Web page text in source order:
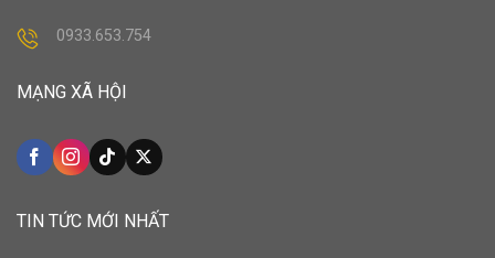
0933.653.754
MẠNG XÃ HỘI
TIN TỨC MỚI NHẤT